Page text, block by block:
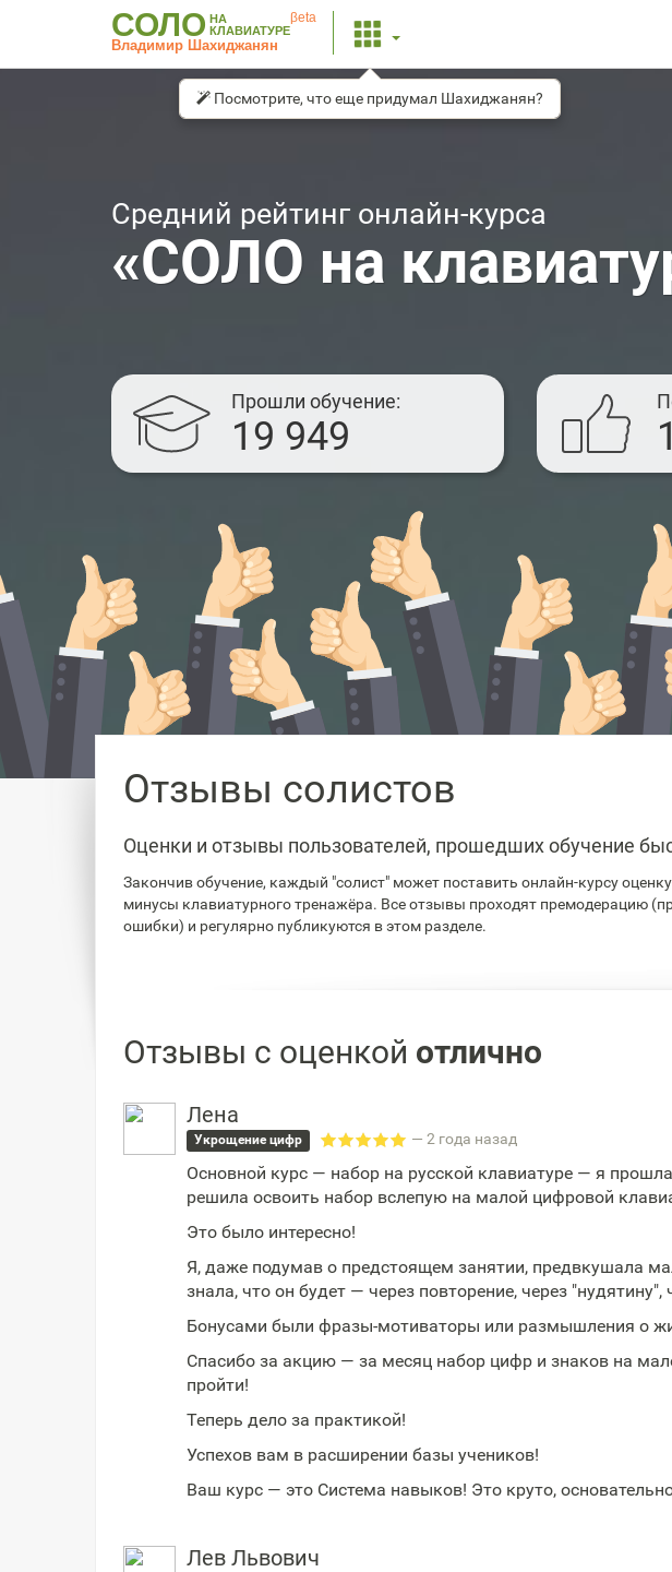
СОЛО НА
КЛАВИАТУРЕ
βeta
Владимир Шахиджанян
Средний рейтинг онлайн-курса
«СОЛО на
Прошли обучение
19 949
Отзывы солистов
Оценки и отзывы пользователей, прошедших обучение
Закончив обучение, каждый "солист" может поставить онлайн-курсу
минусы клавиатурного тренажёра. Все отзывы проходят премодерацию
ошибки) и регулярно публикуются в этом разделе.
Отзывы с оценкой отлично
Лена
Укрощение цифр — 2 года назад
Основной курс — набор на русской клавиатуре — я
решила освоить набор вслепую на малой цифровой
Это было интересно!
Я, даже подумав о предстоящем занятии, предвкушала
знала, что он будет — через повторение, через "нудятину",
Бонусами были фразы-мотиваторы или размышления о
Спасибо за акцию — за месяц набор цифр и знаков на
пройти!
Теперь дело за практикой!
Успехов вам в расширении базы учеников!
Ваш курс — это Система навыков! Это круто,
Лев Львович
Посмотрите, что еще придумал Шахиджанян?